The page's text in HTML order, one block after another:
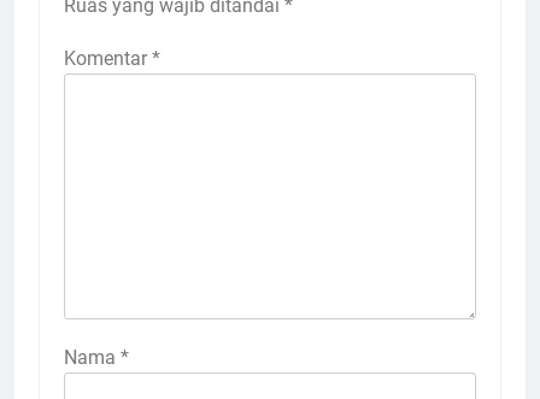
Ruas yang wajib ditandai *
Komentar *
Nama *